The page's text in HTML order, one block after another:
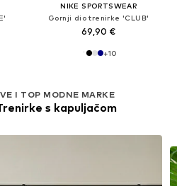
I TOP MODNE MARKE
s kapuljačom
NIKE SPORTSWEAR
Gornji dio trenirke 'CLUB'
69,90 €
+10